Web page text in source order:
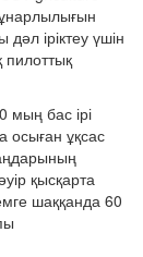
іріктеу үшін
мың бас ірі
осыған ұқсас
қысқарта
шаққанда 60